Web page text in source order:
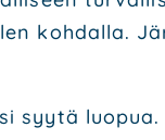
koh­dal­la.
syy­tä luo­pua.